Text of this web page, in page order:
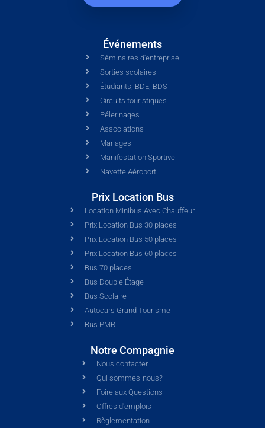
Événements
Séminaires d'entreprise
Sorties scolaires
Étudiants, BDE, BDS
Circuits touristiques
Pélerinages
Associations
Mariages
Manifestation Sportive
Navette Aéroport
Prix Location Bus
Location Minibus Avec Chauffeur
Prix Location Bus 30 places
Prix Location Bus 50 places
Prix Location Bus 60 places
Bus 70 places
Bus Double Étage
Bus Scolaire
Autocars Grand Tourisme
Bus PMR
Notre Compagnie
Nous contacter
Qui sommes-nous?
Foire aux Questions
Offres d'emplois
Règlementation